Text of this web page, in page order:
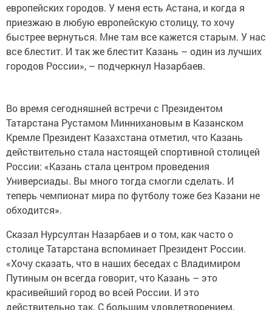
европейских городов. У меня есть Астана, и когда я
приезжаю в любую европейскую столицу, то хочу
быстрее вернуться. Мне там все кажется старым. У нас
все блестит. И так же блестит Казань – один из лучших
городов России», – подчеркнул Назарбаев.
Во время сегодняшней встречи с Президентом
Татарстана Рустамом Миннихановым в Казанском
Кремле Президент Казахстана отметил, что Казань
действительно стала настоящей спортивной столицей
России: «Казань стала центром проведения
Универсиады. Вы много тогда смогли сделать. И
теперь чемпионат мира по футболу тоже без Казани не
обходится».
Сказал Нурсултан Назарбаев и о том, как часто о
столице Татарстана вспоминает Президент России.
«Хочу сказать, что в наших беседах с Владимиром
Путиным он всегда говорит, что Казань – это
красивейший город во всей России. И это
действительно так. С большим удовлетворением,